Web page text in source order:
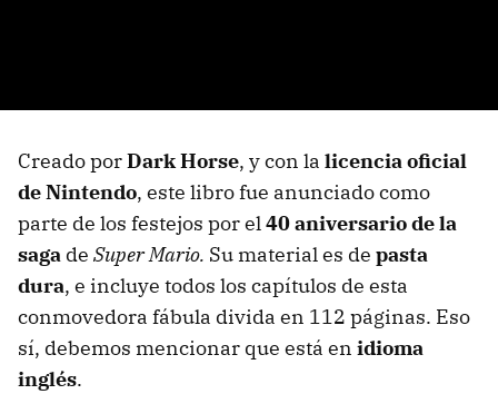
Creado porDark Horse, y con la licencia oficial
de Nintendo, este libro fue anunciado como
parte de los festejos por el40 aniversario de la
saga de Super Mario. Su material es de pasta
dura, e incluye todos los capítulos de esta
conmovedora fábula divida en 112 páginas. Eso
sí, debemos mencionar que está en idioma
inglés.